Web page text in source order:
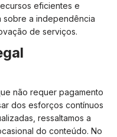
eficientes e
sobre a independência
de serviços.
não requer pagamento
dos esforços contínuos
ressaltamos a
do conteúdo. No